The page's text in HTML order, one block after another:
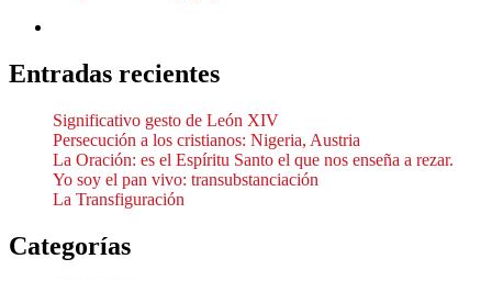
Entradas recientes
Significativo gesto de León XIV
Persecución a los cristianos: Nigeria, Austria
La Oración: es el Espíritu Santo el que nos enseña a rezar.
Yo soy el pan vivo: transubstanciación
La Transfiguración
Categorías